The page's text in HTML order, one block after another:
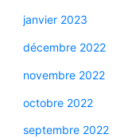
janvier 2023
décembre 2022
novembre 2022
octobre 2022
septembre 2022